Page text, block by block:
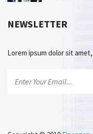
NEWSLETTER
Lorem ipsum dolor sit